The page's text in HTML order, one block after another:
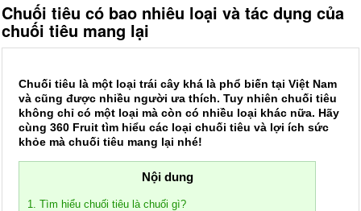
Chuối tiêu có bao nhiêu loại và tác dụng của
chuối tiêu mang lại
Chuối tiêu là một loại trái cây khá là phổ biến tại Việt Nam
và cũng được nhiều người ưa thích. Tuy nhiên chuối tiêu
không chỉ có một loại mà còn có nhiều loại khác nữa. Hãy
cùng 360 Fruit tìm hiểu các loại chuối tiêu và lợi ích sức
khỏe mà chuối tiêu mang lại nhé!
Nội dung
1. Tìm hiểu chuối tiêu là chuối gì?